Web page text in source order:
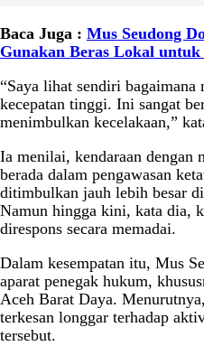
Baca Juga : Mus Seudong
Gunakan Beras Lokal
“Saya lihat sendiri
kecepatan tinggi. Ini sangat
menimbulkan kecelakaan,”
Ia menilai, kendaraan dengan
berada dalam pengawasan
ditimbulkan jauh lebih besar
Namun hingga kini, kata dia,
direspons secara memadai.
Dalam kesempatan itu, Mus
aparat penegak hukum,
Aceh Barat Daya.
terkesan longgar terhadap
tersebut.